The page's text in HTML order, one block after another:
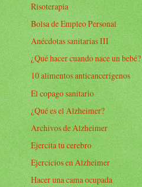
Risoterapia
Bolsa de Empleo Personal
Anécdotas sanitarias III
¿Qué hacer cuando nace un bebé?
10 alimentos anticancerígenos
El copago sanitario
¿Qué es el Alzheimer?
Archivos de Alzheimer
Ejercita tu cerebro
Ejercicios en Alzheimer
Hacer una cama ocupada